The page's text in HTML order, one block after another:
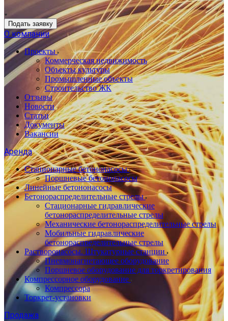
Подать заявку
О компании
Проекты
Коммерческая недвижимость
Объекты культуры
Промышленные объекты
Строительство ЖК
Отзывы
Новости
Статьи
Документы
Вакансии
Аренда
Стационарные бетононасосы
Поршневые бетононасосы
Линейные бетононасосы
Бетонораспределительные стрелы
Стационарные гидравлические
бетонораспределительные стрелы
Механические бетонораспределительные стрелы
Мобильные гидравлические
бетонораспределительные стрелы
Растворонасосы. Штукатурные станции
Пневмонагнетающее оборудование
Поршневое оборудование для торкретирования
Компрессорное оборудование
Компрессора
Торкрет-установки
Продажа